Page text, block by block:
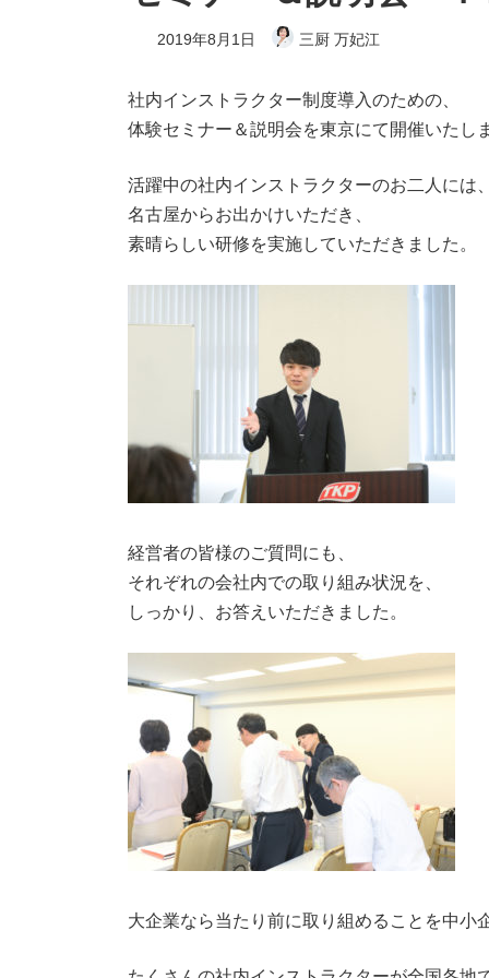
2019年8月1日 三厨 万妃江
社内インストラクター制度導入のための、
体験セミナー＆説明会を東京にて開催いたし
活躍中の社内インストラクターのお二人には、
名古屋からお出かけいただき、
素晴らしい研修を実施していただきました。
経営者の皆様のご質問にも、
それぞれの会社内での取り組み状況を、
しっかり、お答えいただきました。
大企業なら当たり前に取り組めることを中小